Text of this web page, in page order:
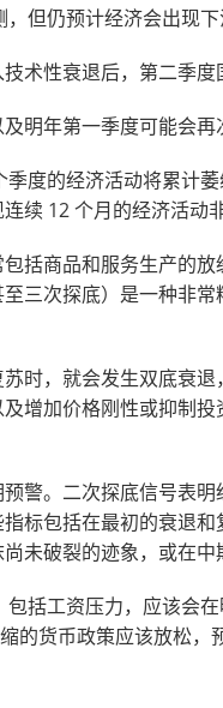
但仍预计经济会出现下
术性衰退后，第二季度
明年第一季度可能会再
度的经济活动将累计
续 12 个月的经济活动
括商品和服务生产的
三次探底）是一种非
时，就会发生双底衰退
增加价格刚性或抑制
警。二次探底信号表明
标包括在最初的衰退
未破裂的迹象，或在中
括工资压力，应该会
的货币政策应该放松，